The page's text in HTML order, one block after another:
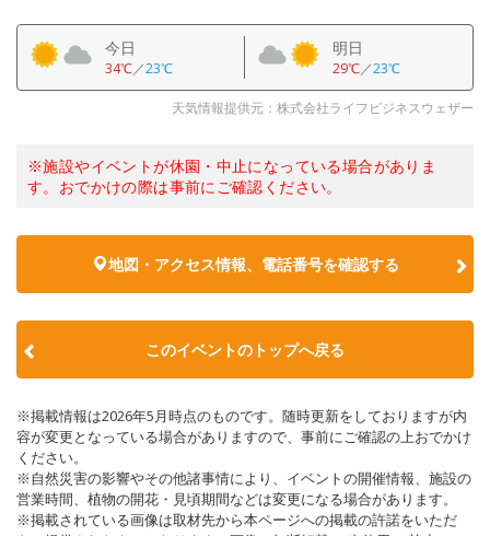
今日
34℃／23℃
明日
29℃／23℃
天気情報提供元：株式会社ライフビジネスウェザー
※施設やイベントが休園・中止になっている場合がありま
す。おでかけの際は事前にご確認ください。
地図・アクセス情報、電話番号を確認する
このイベントのトップへ戻る
※掲載情報は2026年5月時点のものです。随時更新をしておりますが内
容が変更となっている場合がありますので、事前にご確認の上おでかけ
ください。
※自然災害の影響やその他諸事情により、イベントの開催情報、施設の
営業時間、植物の開花・見頃期間などは変更になる場合があります。
※掲載されている画像は取材先から本ページへの掲載の許諾をいただ